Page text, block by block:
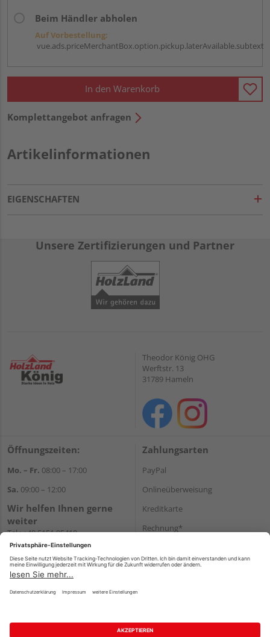
Beim Händler abholen
Auf Vorbestellung:
vue.ads.priceMerchantBox.option.pickup.laterAvailable.subtext
In den Warenkorb
Komplettangebot anfragen
Artikelinformationen
EIGENSCHAFTEN
Unsere Zertifizierungen und Partner
Theodor König OHG
Werftstr. 13
31789 Hameln
Öffnungszeiten:
Mo. – Fr. 08:00 – 17:00
Sa. 09:00 – 12:00
Wir helfen Ihnen gerne
weiter
Tel.:+49 5151 95410
E-Mail:shop@holzland-koenig.de
Zahlungsarten
PayPal
Onlineüberweisung
Kreditkarte
Rechnung*
Versand
Impressum AGB Widerruf
Datenschutz